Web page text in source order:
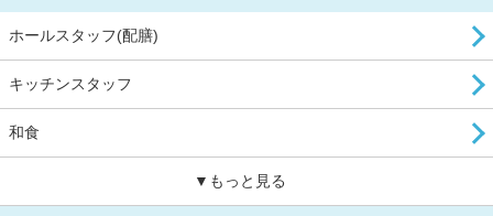
ホールスタッフ(配膳)
キッチンスタッフ
和食
▼もっと見る